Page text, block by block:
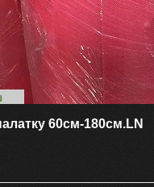
60см-180см.LN